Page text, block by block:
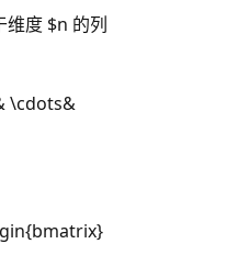
度 $n 的列
\cdots&